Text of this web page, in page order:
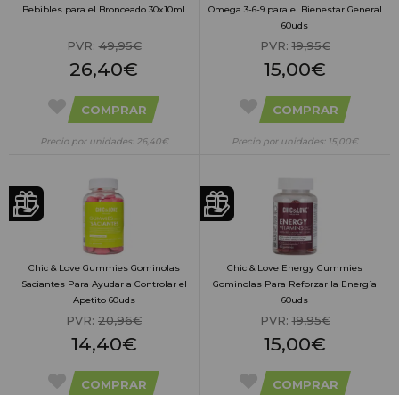
Bebibles para el Bronceado 30x10ml
PVR:49,95€
26,40€
COMPRAR
Precio por unidades: 26,40€
Omega 3-6-9 para el Bienestar General
60uds
PVR:19,95€
15,00€
COMPRAR
Precio por unidades: 15,00€
Chic & Love Gummies Gominolas
Saciantes Para Ayudar a Controlar el
Apetito 60uds
PVR: 20,96€
14,40€
COMPRAR
Chic & Love Energy Gummies
Gominolas Para Reforzar la Energía
60uds
PVR:19,95€
15,00€
COMPRAR